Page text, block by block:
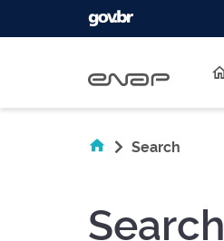
Search
Search